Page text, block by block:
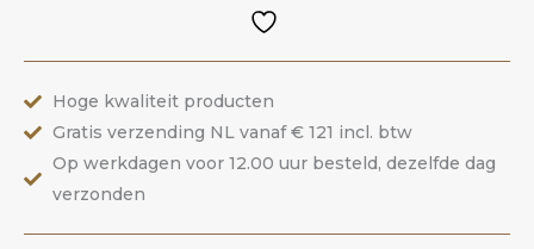
Hoge kwaliteit producten
Gratis verzending NL vanaf € 121 incl. btw
Op werkdagen voor 12.00 uur besteld, dezelfde dag
verzonden